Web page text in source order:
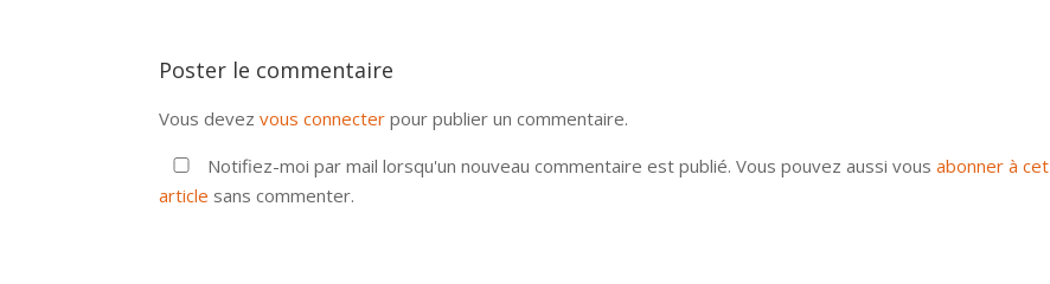
Poster le commentaire
Vous devezvous connecter pour publier un commentaire.
Notifiez-moi par mail lorsqu'un nouveau commentaire est publié. Vous pouvez aussi vousabonner à cet
article sans commenter.